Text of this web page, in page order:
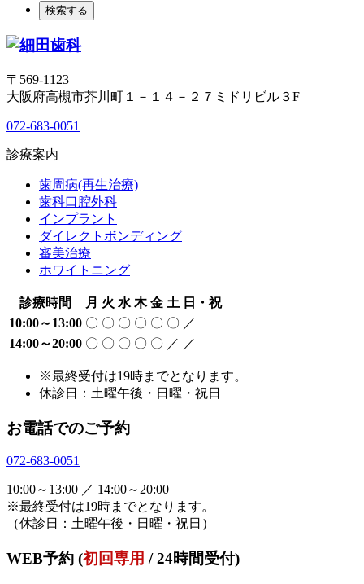
〒569-1123
大阪府高槻市芥川町１－１４－２７ミドリビル３F
072-683-0051
診療案内
歯周病(再生治療)
歯科口腔外科
インプラント
ダイレクトボンディング
審美治療
ホワイトニング
診療時間 月 火 水 木 金 土 日・祝
10:00～13:00 〇 〇 〇 〇 〇 〇 ／
14:00～20:00 〇 〇 〇 〇 〇 ／ ／
※最終受付は19時までとなります。
休診日：土曜午後・日曜・祝日
お電話でのご予約
072-683-0051
10:00～13:00 ／ 14:00～20:00
※最終受付は19時までとなります。
（休診日：土曜午後・日曜・祝日）
WEB予約 (初回専用 / 24時間受付)